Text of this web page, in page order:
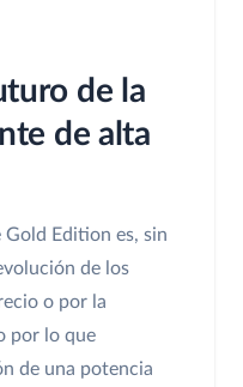
de la
de alta
Edition es, sin
de los
o por la
por lo que
de una potencia